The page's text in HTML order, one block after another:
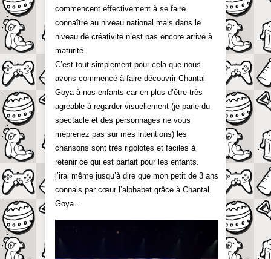
commencent effectivement à se faire
connaître au niveau national mais dans le
niveau de créativité n’est pas encore arrivé à
maturité.
C’est tout simplement pour cela que nous
avons commencé à faire découvrir Chantal
Goya à nos enfants car en plus d’être très
agréable à regarder visuellement (je parle du
spectacle et des personnages ne vous
méprenez pas sur mes intentions) les
chansons sont très rigolotes et faciles à
retenir ce qui est parfait pour les enfants.
j’irai même jusqu’à dire que mon petit de 3 ans
connais par cœur l’alphabet grâce à Chantal
Goya…